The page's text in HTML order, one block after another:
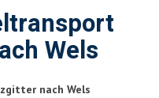
Wels
nach Wels